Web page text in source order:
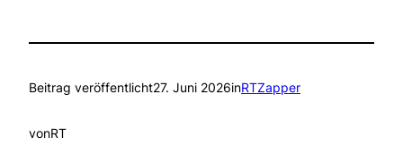
Beitrag veröffentlicht27. Juni 2026inRTZapper
vonRT